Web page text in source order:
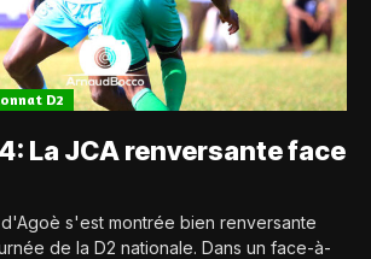
D2
La JCA renversante face
s'est montrée bien renversante
de la D2 nationale. Dans un face-à-